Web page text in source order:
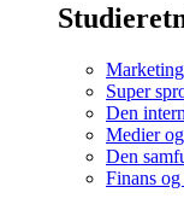
Super
Den
Medier
Den
Finans